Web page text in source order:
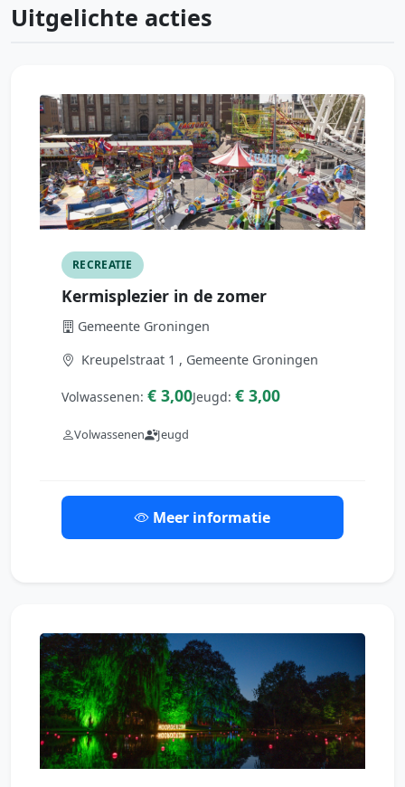
Uitgelichte acties
RECREATIE
Kermisplezier in de zomer
Gemeente Groningen
Kreupelstraat 1 , Gemeente Groningen
Volwassenen: € 3,00Jeugd: € 3,00
Volwassenen Jeugd
Meer informatie